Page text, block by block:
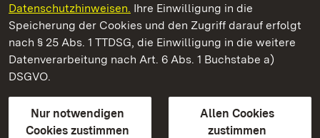
Datenschutzhinweisen. Ihre Einwilligung in die
Speicherung der Cookies und den Zugriff darauf erfolgt
nach § 25 Abs. 1 TTDSG, die Einwilligung in die weitere
Datenverarbeitung nach Art. 6 Abs. 1 Buchstabe a)
DSGVO.
Nur notwendigen
Cookies zustimmen
Allen Cookies
zustimmen
Burg Badenweiler
Staatliche Schlösser und Gärten Baden-Württemberg
Kontakt
GebärdenspracheLeichte Sprache
Erklärung zur Barrierefreiheit
BITV-konform (geprüfte Seiten)